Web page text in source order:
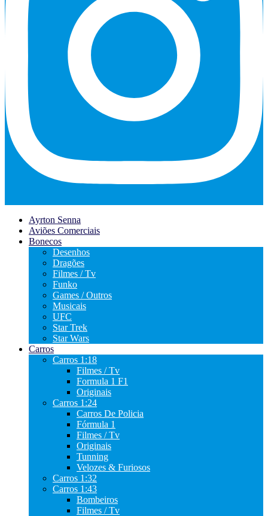
Ayrton Senna
Aviões Comerciais
Bonecos
Desenhos
Dragões
Filmes / Tv
Funko
Games / Outros
Musicais
UFC
Star Trek
Star Wars
Carros
Carros 1:18
Filmes / Tv
Formula 1 F1
Originais
Carros 1:24
Carros De Policia
Fórmula 1
Filmes / Tv
Originais
Tunning
Velozes & Furiosos
Carros 1:32
Carros 1:43
Bombeiros
Filmes / Tv